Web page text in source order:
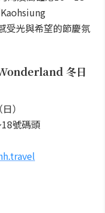
受光與希望的節慶氛
冬日
）
號碼頭